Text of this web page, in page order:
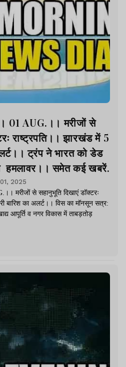
01 AUG.।। मरीजों से
राष्ट्रपति।। झारखंड में 5
ट्रंप ने भारत को डेड
हमलावर।। समेत कई खबरें.
2025
मरीजों से सहानुभूति दिखाएं डॉक्टरः
बारिश का अलर्ट।। विस का मॉनसून सत्र:
आपूर्ति व नगर विकास में ताबड़तोड़